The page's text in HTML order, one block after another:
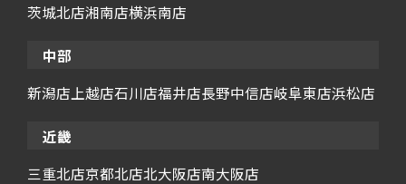
茨城北店湘南店横浜南店
中部
新潟店 上越店石川店福井店長野中信店岐阜東店浜松店
近畿
三重北店京都北店北大阪店南大阪店